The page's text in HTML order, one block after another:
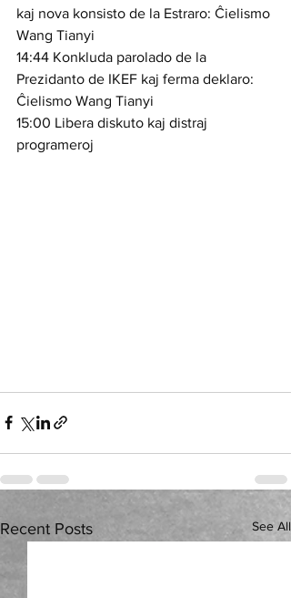
kaj nova konsisto de la Estraro: Ĉielismo
Wang Tianyi
14:44 Konkluda parolado de la
Prezidanto de IKEF kaj ferma deklaro:
Ĉielismo Wang Tianyi
15:00 Libera diskuto kaj distraj
programeroj
Recent Posts See All